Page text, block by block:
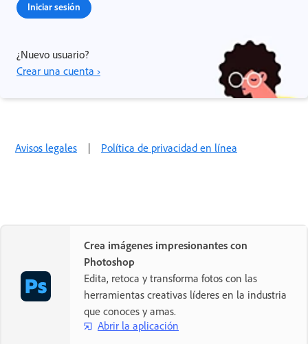
Iniciar sesión
¿Nuevo usuario?
Crear una cuenta ›
Avisos legales | Política de privacidad en línea
Crea imágenes impresionantes con
Photoshop
Edita, retoca y transforma fotos con las
herramientas creativas líderes en la industria
que conoces y amas.
Abrir la aplicación